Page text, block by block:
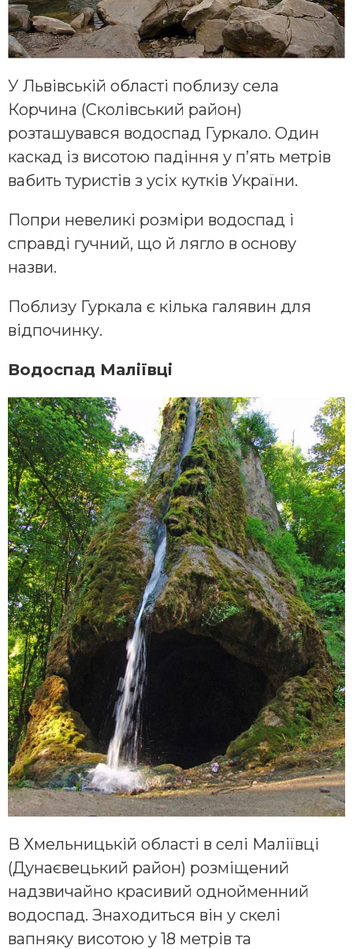
У Львівській області поблизу села
Корчина (Сколівський район)
розташувався водоспад Гуркало. Один
каскад із висотою падіння у п’ять метрів
вабить туристів з усіх кутків України.
Попри невеликі розміри водоспад і
справді гучний, що й лягло в основу
назви.
Поблизу Гуркала є кілька галявин для
відпочинку.
Водоспад Маліївці
В Хмельницькій області в селі Маліївці
(Дунаєвецький район) розміщений
надзвичайно красивий однойменний
водоспад. Знаходиться він у скелі
вапняку висотою у 18 метрів та